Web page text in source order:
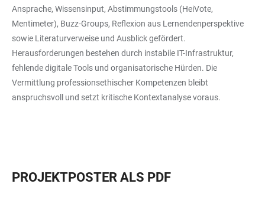
Ansprache, Wissensinput, Abstimmungstools (HeiVote,
Mentimeter), Buzz-Groups, Reflexion aus Lernendenperspektive
sowie Literaturverweise und Ausblick gefördert.
Herausforderungen bestehen durch instabile IT-Infrastruktur,
fehlende digitale Tools und organisatorische Hürden. Die
Vermittlung professionsethischer Kompetenzen bleibt
anspruchsvoll und setzt kritische Kontextanalyse voraus.
PROJEKTPOSTER ALS PDF